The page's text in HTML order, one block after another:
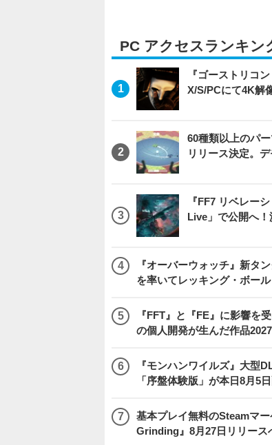
PC アクセスランキン
『ゴーストリコ
X/S/PCにて4K解
60種類以上のパ
リリース決定。
『FF7 リベレー
Live」で公開へ
『オーバーウォッチ』新タ
を率いてレッキング・ボー
『FFT』と『FE』に影響を
の個人開発が生んだ作品
『モンハンワイルズ』大型
「序盤体験版」が本日8月5
基本プレイ無料のSteamマ
Grinding』8月27日リリー